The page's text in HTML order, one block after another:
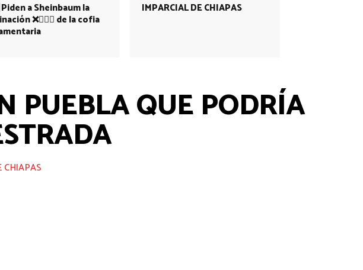
a Sheinbaum la
❌👩🏻‍⚕️ de la cofia
IMPARCIAL DE CHIAPAS
PUEBLA QUE PODRÍA
CHIAPAS